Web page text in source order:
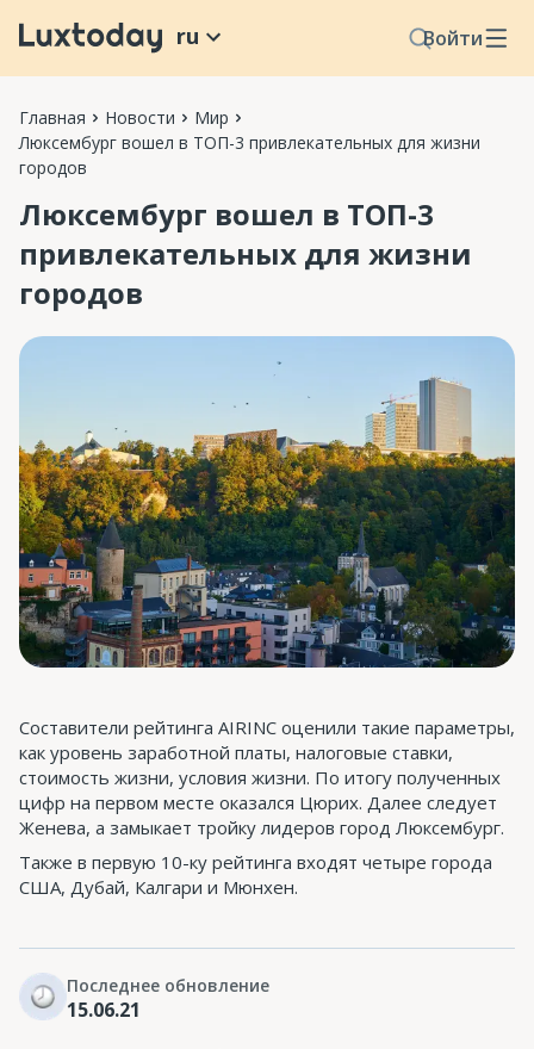
Войти
ru
Главная Новости
Мир
Люксембург вошел в ТОП-3 привлекательных для жизни
городов
Люксембург вошел в ТОП-3
привлекательных для жизни
городов
Составители рейтинга AIRINC оценили такие параметры,
как уровень заработной платы, налоговые ставки,
стоимость жизни, условия жизни. По итогу полученных
цифр на первом месте оказался Цюрих. Далее следует
Женева, а замыкает тройку лидеров город Люксембург.
Также в первую 10-ку рейтинга входят четыре города
США, Дубай, Калгари и Мюнхен.
Последнее обновление
15.06.21